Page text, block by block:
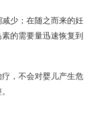
少；在随之而来的妊
的需要量迅速恢复到
，不会对婴儿产生危